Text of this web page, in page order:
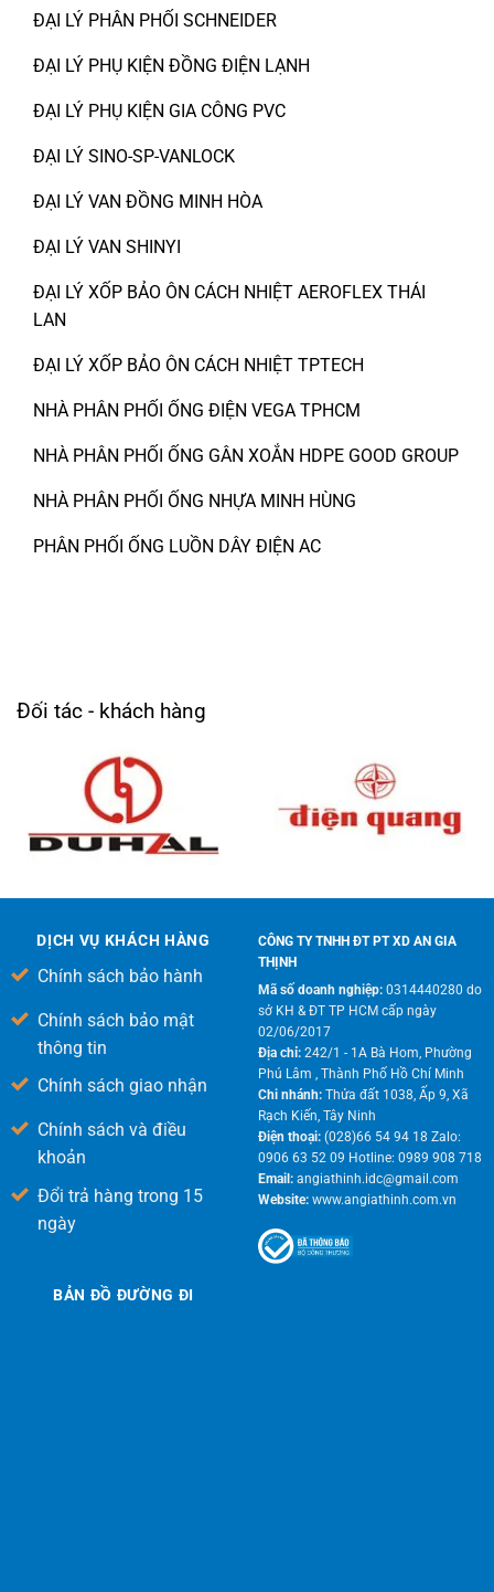
ĐẠI LÝ PHÂN PHỐI SCHNEIDER
ĐẠI LÝ PHỤ KIỆN ĐỒNG ĐIỆN LẠNH
ĐẠI LÝ PHỤ KIỆN GIA CÔNG PVC
ĐẠI LÝ SINO-SP-VANLOCK
ĐẠI LÝ VAN ĐỒNG MINH HÒA
ĐẠI LÝ VAN SHINYI
ĐẠI LÝ XỐP BẢO ÔN CÁCH NHIỆT AEROFLEX THÁI
LAN
ĐẠI LÝ XỐP BẢO ÔN CÁCH NHIỆT TPTECH
NHÀ PHÂN PHỐI ỐNG ĐIỆN VEGA TPHCM
NHÀ PHÂN PHỐI ỐNG GÂN XOẮN HDPE GOOD GROUP
NHÀ PHÂN PHỐI ỐNG NHỰA MINH HÙNG
PHÂN PHỐI ỐNG LUỒN DÂY ĐIỆN AC
Đối tác - khách hàng
DỊCH VỤ KHÁCH HÀNG
Chính sách bảo hành
Chính sách bảo mật
thông tin
Chính sách giao nhận
Chính sách và điều
khoản
Đổi trả hàng trong 15
ngày
CÔNG TY TNHH ĐT PT XD AN GIA
THỊNH
Mã số doanh nghiệp:0314440280 do
sở KH & ĐT TP HCM cấp ngày
02/06/2017
Địa chỉ:242/1 - 1A Bà Hom, Phường
Phú Lâm , Thành Phố Hồ Chí Minh
Chi nhánh: Thửa đất 1038, Ấp 9, Xã
Rạch Kiến, Tây Ninh
Điện thoại:(028)66 54 94 18 Zalo:
0906 63 52 09 Hotline: 0989 908 718
Email:angiathinh.idc@gmail.com
Website:www.angiathinh.com.vn
BẢN ĐỒ ĐƯỜNG ĐI